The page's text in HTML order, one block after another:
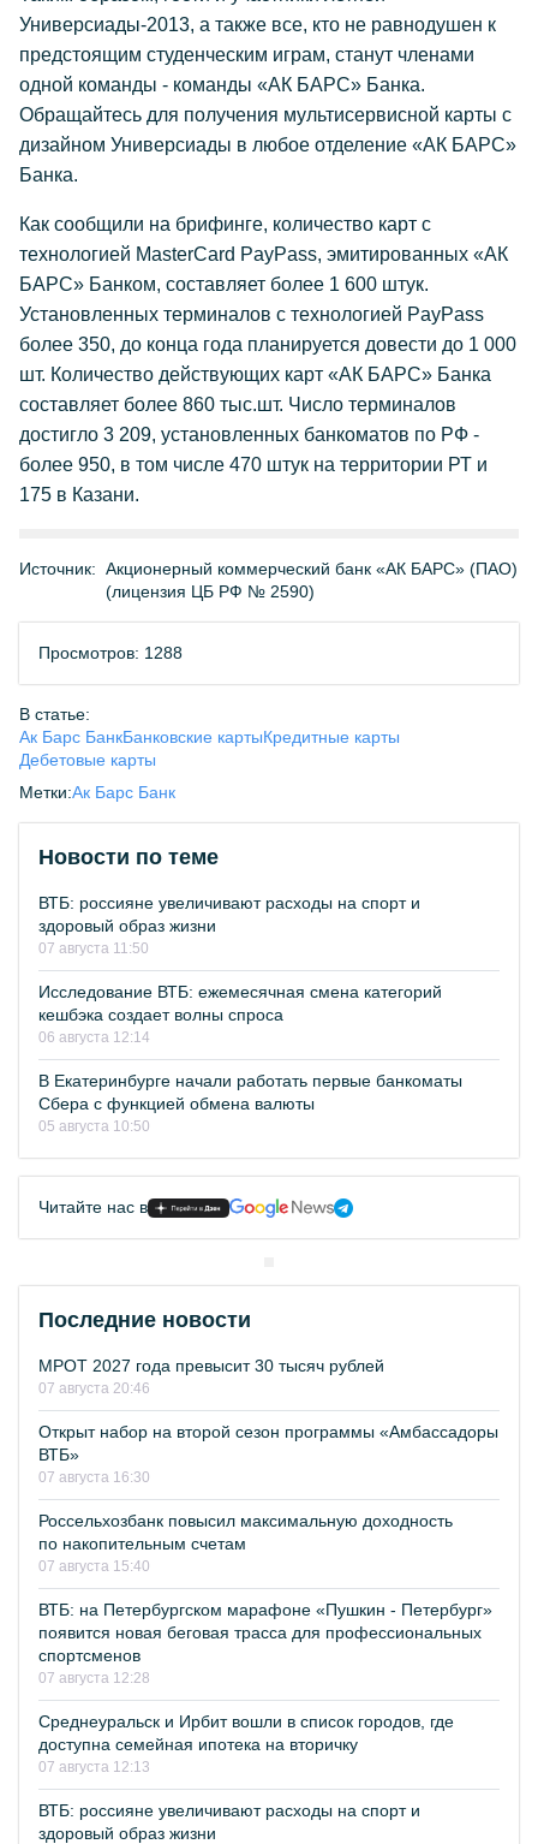
Универсиады-2013, а также все, кто не равнодушен к
предстоящим студенческим играм, станут членами
одной команды - команды «АК БАРС» Банка.
Обращайтесь для получения мультисервисной карты с
дизайном Универсиады в любое отделение «АК БАРС»
Банка.
Как сообщили на брифинге, количество карт с
технологией MasterCard PayPass, эмитированных «АК
БАРС» Банком, составляет более 1 600 штук.
Установленных терминалов с технологией PayPass
более 350, до конца года планируется довести до 1 000
шт. Количество действующих карт «АК БАРС» Банка
составляет более 860 тыс.шт. Число терминалов
достигло 3 209, установленных банкоматов по РФ -
более 950, в том числе 470 штук на территории РТ и
175 в Казани.
Источник: Акционерный коммерческий банк «АК БАРС» (ПАО)
(лицензия ЦБ РФ № 2590)
Просмотров: 1288
В статье:
Ак Барс БанкБанковские картыКредитные карты
Дебетовые карты
Метки:Ак Барс Банк
Новости по теме
ВТБ: россияне увеличивают расходы на спорт и
здоровый образ жизни
07 августа 11:50
Исследование ВТБ: ежемесячная смена категорий
кешбэка создает волны спроса
06 августа 12:14
В Екатеринбурге начали работать первые банкоматы
Сбера с функцией обмена валюты
05 августа 10:50
Читайте нас в
Последние новости
МРОТ 2027 года превысит 30 тысяч рублей
07 августа 20:46
Открыт набор на второй сезон программы «Амбассадоры
ВТБ»
07 августа 16:30
Россельхозбанк повысил максимальную доходность
по накопительным счетам
07 августа 15:40
ВТБ: на Петербургском марафоне «Пушкин - Петербург»
появится новая беговая трасса для профессиональных
спортсменов
07 августа 12:28
Среднеуральск и Ирбит вошли в список городов, где
доступна семейная ипотека на вторичку
07 августа 12:13
ВТБ: россияне увеличивают расходы на спорт и
здоровый образ жизни